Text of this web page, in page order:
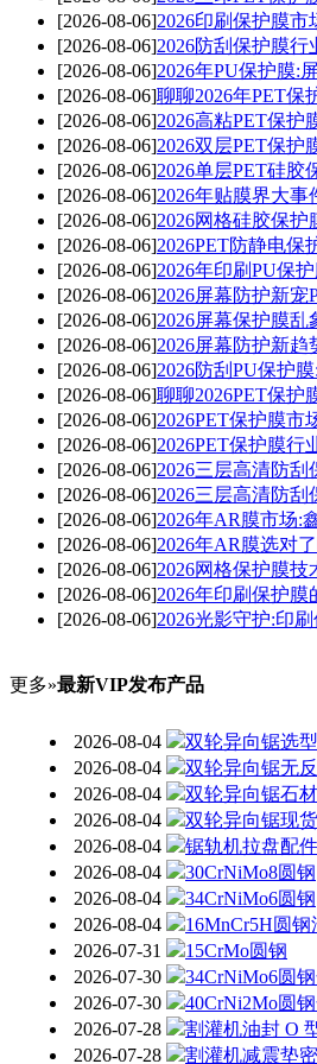
[2026-08-06]2026印刷保护膜市
[2026-08-06]2026防刮保护膜
[2026-08-06]2026年PU保护膜:
[2026-08-06]聊聊2026年PET保
[2026-08-06]2026高粘PET保护
[2026-08-06]2026双层PET保护
[2026-08-06]2026单层PET硅胶
[2026-08-06]2026年贴膜界大
[2026-08-06]2026网格硅胶保
[2026-08-06]2026PET防静电保
[2026-08-06]2026年印刷PU保
[2026-08-06]2026屏幕防护新
[2026-08-06]2026屏幕保护膜
[2026-08-06]2026屏幕防护新
[2026-08-06]2026防刮PU保护
[2026-08-06]聊聊2026PET保护
[2026-08-06]2026PET保护膜市
[2026-08-06]2026PET保护膜行
[2026-08-06]2026三层高清防
[2026-08-06]2026三层高清防
[2026-08-06]2026年AR膜市场:
[2026-08-06]2026年AR膜选对
[2026-08-06]2026网格保护膜
[2026-08-06]2026年印刷保护
[2026-08-06]2026光影守护:印
更多»最新VIP发布产品
2026-08-04
双轮异向锯选
2026-08-04
双轮异向锯无
2026-08-04
双轮异向锯石
2026-08-04
双轮异向锯现
2026-08-04
锯轨机拉盘配
2026-08-04
30CrNiMo8圆钢
2026-08-04
34CrNiMo6圆钢
2026-08-04
16MnCr5H圆
2026-07-31
15CrMo圆钢
2026-07-30
34CrNiMo6圆
2026-07-30
40CrNi2Mo圆
2026-07-28
割灌机油封 O
2026-07-28
割灌机减震垫